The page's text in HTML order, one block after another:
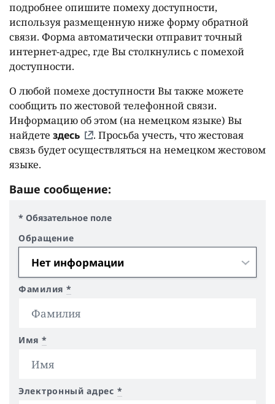
подробнее опишите помеху доступности,
используя размещенную ниже форму обратной
связи. Форма автоматически отправит точный
интернет-адрес, где Вы столкнулись с помехой
доступности.
О любой помехе доступности Вы также можете
сообщить по жестовой телефонной связи.
Информацию об этом (на немецком языке) Вы
найдете здесь
. Просьба учесть, что жестовая
связь будет осуществляться на немецком жестовом
языке.
Ваше сообщение:
* Обязательное поле
Обращение
Фамилия *
Имя *
Электронный адрес *